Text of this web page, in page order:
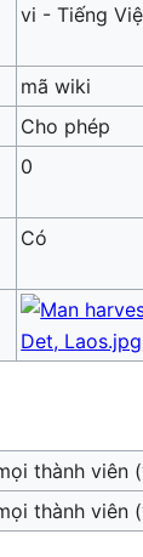
vi - Tiếng
mã wiki
Cho phép
0
Có
thành viên
thành viên